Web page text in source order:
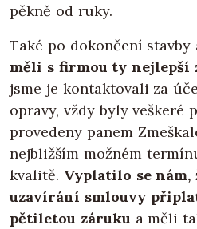
pěkně od ruky.
Také po dokončení
měli s firmou ty nejlepší
jsme je kontaktovali za
opravy, vždy byly veškeré
provedeny panem
nejbližším možném
kvalitě. Vyplatilo se nám,
uzavírání smlouvy
pětiletou záruku a měli